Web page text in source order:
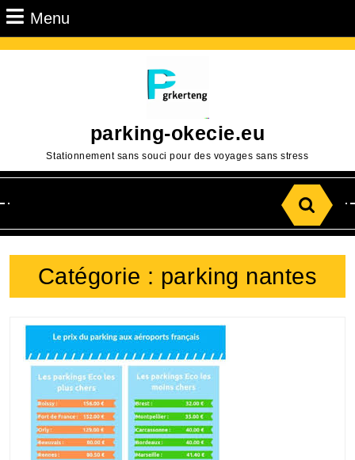
Passer
au
Menu
parking-okecie.eu
Stationnement sans souci pour des voyages sans stress
for:
Catégorie : parking nantes